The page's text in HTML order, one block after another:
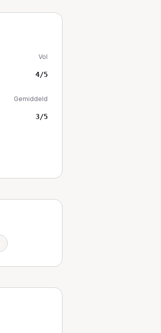
Vol
4/5
Gemiddeld
3/5